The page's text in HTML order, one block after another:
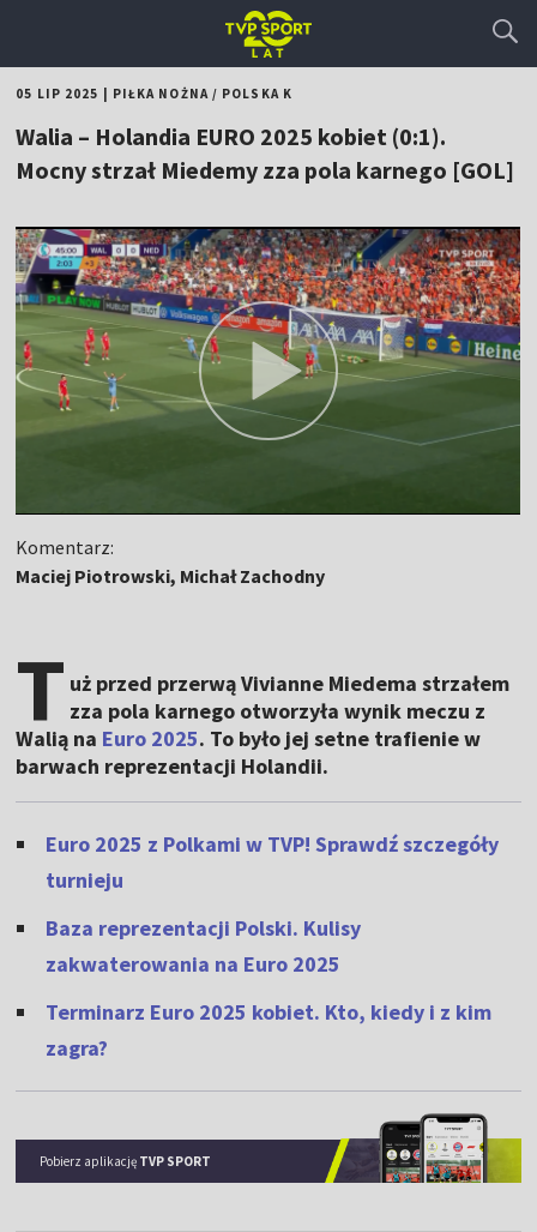
05 LIP 2025 PIŁKA NOŻNA/ POLSKA K
Walia – Holandia EURO 2025 kobiet (0:1).
Mocny strzał Miedemy zza pola karnego [GOL]
Komentarz:
Maciej Piotrowski, Michał Zachodny
T uż przed przerwą Vivianne Miedema strzałem
zza pola karnego otworzyła wynik meczu z
Walią na Euro 2025. To było jej setne trafienie w
barwach reprezentacji Holandii.
Euro 2025 z Polkami w TVP! Sprawdź szczegóły
turnieju
Baza reprezentacji Polski. Kulisy
zakwaterowania na Euro 2025
Terminarz Euro 2025 kobiet. Kto, kiedy i z kim
zagra?
Pobierz aplikację TVP SPORT